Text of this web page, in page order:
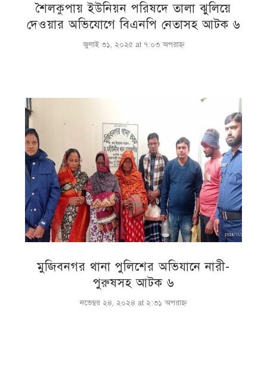
শৈলকুপায় ইউনিয়ন পরিষদে তালা ঝুলিয়ে
দেওয়ার অভিযোগে বিএনপি নেতাসহ আটক ৬
জুলাই ৩১, ২০২৫ at ৭:০৩ অপরাহ্ণ
মুজিবনগর থানা পুলিশের অভিযানে নারী-
পুরুষসহ আটক ৬
নভেম্বর ২৪, ২০২৪ at ২:৩১ অপরাহ্ণ